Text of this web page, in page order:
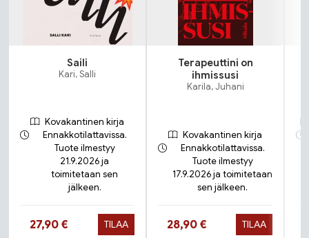
Saili
Kari, Salli
Kovakantinen kirja
Ennakkotilattavissa.
Tuote ilmestyy
21.9.2026 ja
toimitetaan sen
jälkeen.
Hinta nyt
27,90 € TILAA
Terapeuttini on
ihmissusi
Karila, Juhani
Kovakantinen kirja
Ennakkotilattavissa.
Tuote ilmestyy
17.9.2026 ja toimitetaan
sen jälkeen.
Hinta nyt
28,90 € TILAA